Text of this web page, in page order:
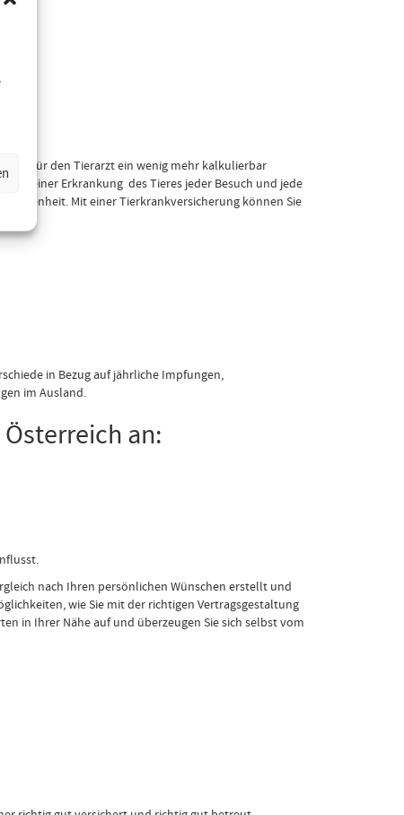
für den Tierarzt ein wenig mehr kalkulierbar
bei einer Erkrankung des Tieres jeder Besuch und jede
Seltenheit. Mit einer Tierkrankversicherung können Sie
in Bezug auf jährliche Impfungen,
im Ausland.
an:
nach Ihren persönlichen Wünschen erstellt und
wie Sie mit der richtigen Vertragsgestaltung
in Ihrer Nähe auf und überzeugen Sie sich selbst vom